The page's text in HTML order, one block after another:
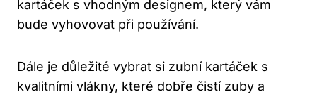
kartáček s vhodným designem, který vám
bude vyhovovat při používání.
Dále je důležité vybrat si zubní kartáček s
kvalitními vlákny, které dobře čistí zuby a